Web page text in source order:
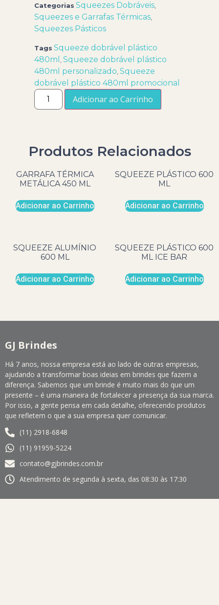
Categorias Squeezes Dobráveis
Squeezes e Garrafas Térmicas
Squeezes Pásticos
Tags Squeeze dobrável plástico
480ml
,Squeeze dobrável plástico
480ml personalizado ,Squeeze
dobrável plástico 480ml promocional
Adicionar ao Carrinho
Produtos Relacionados
GARRAFA TÉRMICA
METÁLICA 450 ML
Adicionar ao Carrinho
SQUEEZE PLÁSTICO 600
ML
Adicionar ao Carrinho
SQUEEZE ALUMÍNIO
600 ML
Adicionar ao Carrinho
SQUEEZE PLÁSTICO 600
ML ICE BAR
Adicionar ao Carrinho
GJ Brindes
Há 7 anos, nossa empresa está ao lado de outras empresas,
ajudando a transformar boas ideias em brindes que fazem a
diferença. Sabemos que um brinde é muito mais do que um
presente – é uma maneira de fortalecer a presença da sua marca.
Por isso, a gente pensa em cada detalhe, oferecendo produtos
que refletem o que a sua empresa quer comunicar.
(11) 2918-6848
(11) 91959-5224
contato@gjbrindes.com.br
Atendimento de segunda à sexta, das 08:30 às 17:30